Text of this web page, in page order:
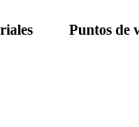
Puntos de